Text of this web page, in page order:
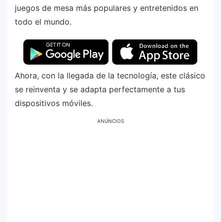
juegos de mesa más populares y entretenidos en
todo el mundo.
Ahora, con la llegada de la tecnología, este clásico
se reinventa y se adapta perfectamente a tus
dispositivos móviles.
ANÚNCIOS